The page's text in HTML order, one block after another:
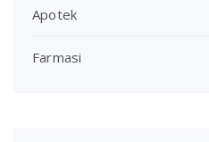
Apotek
Farmasi